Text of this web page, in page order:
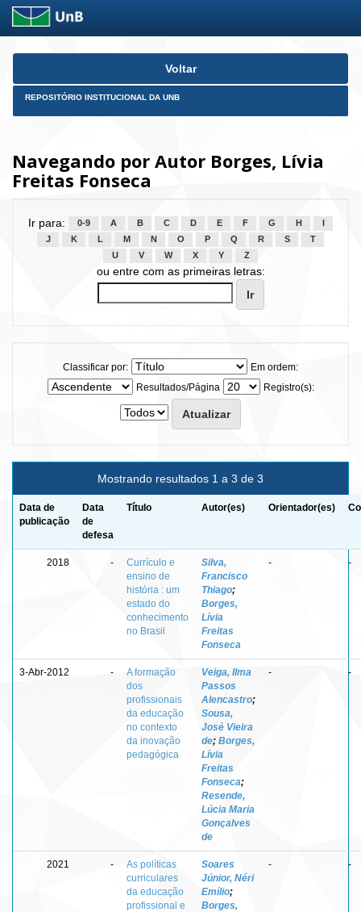
Skip
Voltar
REPOSITÓRIO INSTITUCIONAL DA UNB
Navegando por Autor Borges, Lívia
Freitas Fonseca
Ir para: 0-9 A B C D E F G H
J
K L M N O P Q R S
T
U
V W X Y Z
ou entre com as primeiras letras:
Classificar por:
Em ordem:
Resultados/Página
Registro(s):
Mostrando resultados 1 a 3 de 3
Data de
publicação
Data
de
defesa
Título Autor(es) Orientador(es)
2018 -
Currículo e
ensino de
história : um
estado do
conhecimento
no Brasil
Silva,
Francisco
Thiago;
Borges,
Lívia
Freitas
Fonseca
- -
3-Abr-2012 -
A formação
dos
profissionais
da educação
no contexto
da inovação
pedagógica
Veiga, Ilma
Passos
Alencastro;
Sousa,
José Vieira
de; Borges,
Lívia
Freitas
Fonseca;
Resende,
Lúcia Maria
Gonçalves
de
- -
2021 -
As políticas
curriculares
da educação
profissional e
Soares
Júnior, Néri
Emílio;
Borges,
- -